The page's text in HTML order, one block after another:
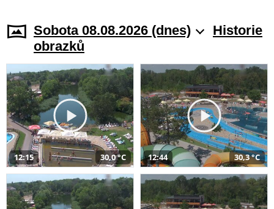
Sobota 08.08.2026 (dnes)
Historie
obrazků
12:15 30,0 °C 12:44 30,3 °C